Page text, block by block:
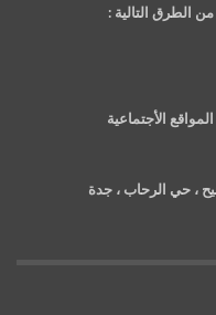
الطرق التالية :
الأجتماعية
، حي الرحاب ، جدة